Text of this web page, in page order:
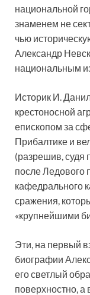
национальной
знаменем не
чью
Александр
национальным
Историк И.
крестоносной
епископом за
Прибалтике и
(разрешив, судя
после Ледового
кафедрального
сражения,
«крупнейшими
Эти, на первый
биографии
его светлый
поверхностно, а